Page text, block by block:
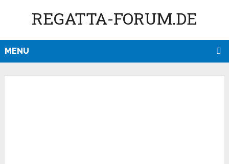
REGATTA-FORUM.DE
MENU